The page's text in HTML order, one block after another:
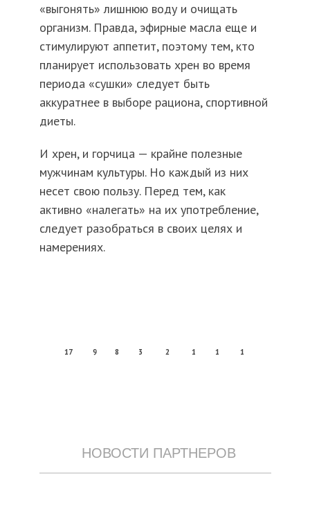
«выгонять» лишнюю воду и очищать
организм. Правда, эфирные масла еще и
стимулируют аппетит, поэтому тем, кто
планирует использовать хрен во время
периода «сушки» следует быть
аккуратнее в выборе рациона, спортивной
диеты.
И хрен, и горчица — крайне полезные
мужчинам культуры. Но каждый из них
несет свою пользу. Перед тем, как
активно «налегать» на их употребление,
следует разобраться в своих целях и
намерениях.
17 9 8 3 2 1 1 1
НОВОСТИ ПАРТНЕРОВ